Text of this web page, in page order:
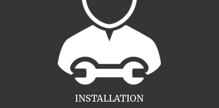
INSTALLATION